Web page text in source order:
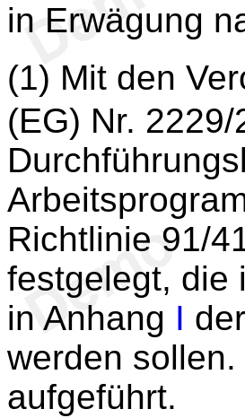
in Erwägung
(1) Mit den
(EG) Nr. 2229/
Richtlinie 91/
festgelegt, die
in Anhang I
werden
aufgeführt.